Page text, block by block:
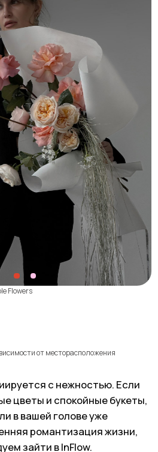
романтизация жизни,
в InFlow.
центре
обязательно
бесплатная доставка при